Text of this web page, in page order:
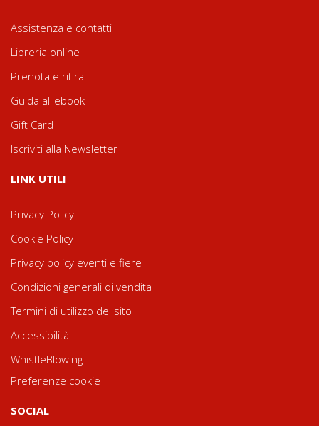
Assistenza e contatti
Libreria online
Prenota e ritira
Guida all'ebook
Gift Card
Iscriviti alla Newsletter
LINK UTILI
Privacy Policy
Cookie Policy
Privacy policy eventi e fiere
Condizioni generali di vendita
Termini di utilizzo del sito
Accessibilità
WhistleBlowing
Preferenze cookie
SOCIAL